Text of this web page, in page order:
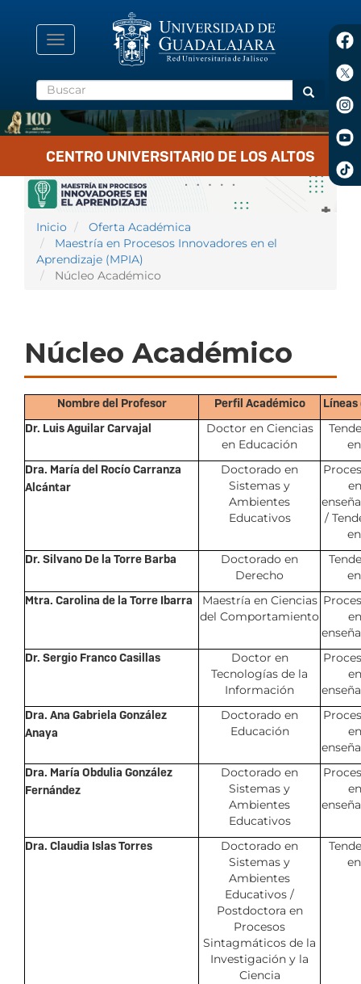
contenido
principal
Toggle
navigation
Buscar Buscar
CENTRO UNIVERSITARIO DE LOS ALTOS
Inicio
Oferta Académica
Maestría en Procesos Innovadores en el
Aprendizaje (MPIA)
Núcleo Académico
Núcleo Académico
Nombre del Profesor Perfil Académico
Dr. Luis Aguilar Carvajal
Doctor en Ciencias
en Educación
Dra. María del Rocío Carranza
Alcántar
Doctorado en
Sistemas y
Ambientes
Educativos
/
Dr. Silvano De la Torre Barba
Doctorado en
Derecho
Mtra. Carolina de la Torre Ibarra
Maestría en Ciencias
del Comportamiento
Dr. Sergio Franco Casillas
Doctor en
Tecnologías de la
Información
Dra. Ana Gabriela González
Anaya
Doctorado en
Educación
Dra. María Obdulia González
Fernández
Doctorado en
Sistemas y
Ambientes
Educativos
Dra. Claudia Islas Torres
Doctorado en
Sistemas y
Ambientes
Educativos /
Postdoctora en
Procesos
Sintagmáticos de la
Investigación y la
Ciencia